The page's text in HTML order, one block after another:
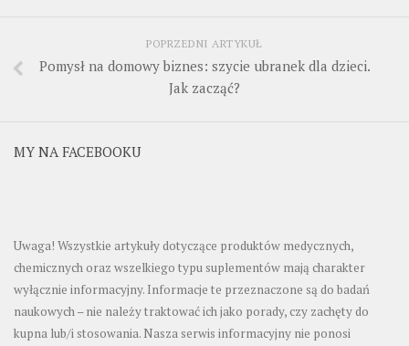
POPRZEDNI ARTYKUŁ
Pomysł na domowy biznes: szycie ubranek dla dzieci.
Jak zacząć?
MY NA FACEBOOKU
Uwaga! Wszystkie artykuły dotyczące produktów medycznych,
chemicznych oraz wszelkiego typu suplementów mają charakter
wyłącznie informacyjny. Informacje te przeznaczone są do badań
naukowych – nie należy traktować ich jako porady, czy zachęty do
kupna lub/i stosowania. Nasza serwis informacyjny nie ponosi